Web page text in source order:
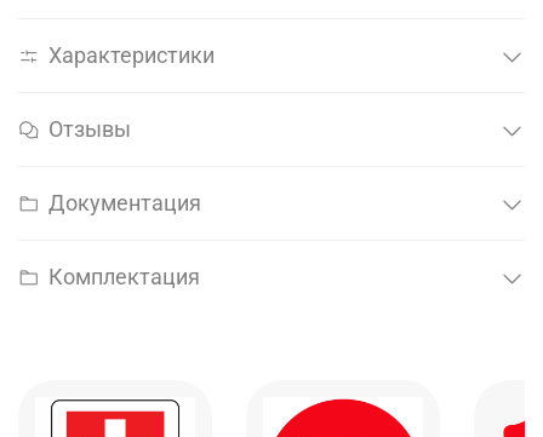
Характеристики
Отзывы
Документация
Комплектация